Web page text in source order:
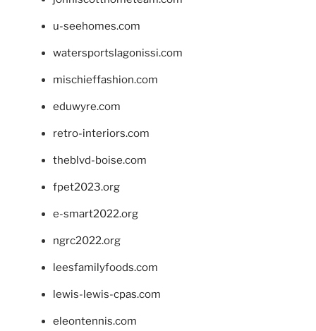
u-seehomes.com
watersportslagonissi.com
mischieffashion.com
eduwyre.com
retro-interiors.com
theblvd-boise.com
fpet2023.org
e-smart2022.org
ngrc2022.org
leesfamilyfoods.com
lewis-lewis-cpas.com
eleontennis.com